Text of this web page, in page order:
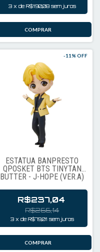
3 xdeR$190,08 sem juros
ESTÁTUA BANPRESTO
QPOSKET BTS TINYTAN
BUTTER - J-HOPE (VER.A)
-11 % OFF
R$237,04
R$266,14
3 xdeR$79,01 sem juros